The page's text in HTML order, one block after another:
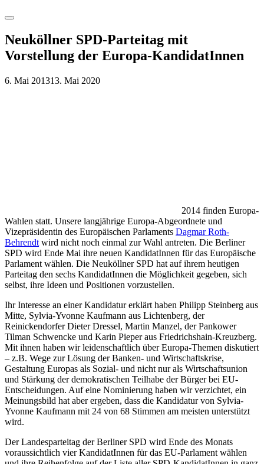
Menu
Neuköllner SPD-Parteitag mit
Vorstellung der Europa-KandidatInnen
6. Mai 201313. Mai 2020
2014 finden Europa-
Wahlen statt. Unsere langjährige Europa-Abgeordnete und
Vizepräsidentin des Europäischen Parlaments Dagmar Roth-
Behrendt wird nicht noch einmal zur Wahl antreten. Die Berliner
SPD wird Ende Mai ihre neuen KandidatInnen für das Europäische
Parlament wählen. Die Neuköllner SPD hat auf ihrem heutigen
Parteitag den sechs KandidatInnen die Möglichkeit gegeben, sich
selbst, ihre Ideen und Positionen vorzustellen.
Ihr Interesse an einer Kandidatur erklärt haben Philipp Steinberg aus
Mitte, Sylvia-Yvonne Kaufmann aus Lichtenberg, der
Reinickendorfer Dieter Dressel, Martin Manzel, der Pankower
Tilman Schwencke und Karin Pieper aus Friedrichshain-Kreuzberg.
Mit ihnen haben wir leidenschaftlich über Europa-Themen diskutiert
– z.B. Wege zur Lösung der Banken- und Wirtschaftskrise,
Gestaltung Europas als Sozial- und nicht nur als Wirtschaftsunion
und Stärkung der demokratischen Teilhabe der Bürger bei EU-
Entscheidungen. Auf eine Nominierung haben wir verzichtet, ein
Meinungsbild hat aber ergeben, dass die Kandidatur von Sylvia-
Yvonne Kaufmann mit 24 von 68 Stimmen am meisten unterstützt
wird.
Der Landesparteitag der Berliner SPD wird Ende des Monats
voraussichtlich vier KandidatInnen für das EU-Parlament wählen